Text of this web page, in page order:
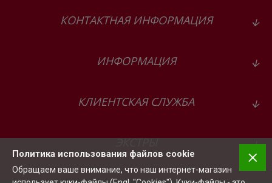
КОНТАКТНАЯ ИНФОРМАЦИЯ
ИНФОРМАЦИЯ
КЛИЕНТСКАЯ СЛУЖБА
ЭКСТРЫ
Политика использования файлов cookie
Обращаем ваше внимание, что наш интернет-магазин